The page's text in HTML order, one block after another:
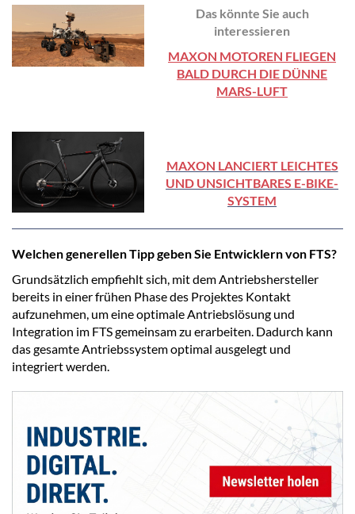
Das könnte Sie auch
interessieren
MAXON MOTOREN FLIEGEN
BALD DURCH DIE DÜNNE
MARS-LUFT
MAXON LANCIERT LEICHTES
UND UNSICHTBARES E-BIKE-
SYSTEM
Welchen generellen Tipp geben Sie Entwicklern von FTS?
Grundsätzlich empfiehlt sich, mit dem Antriebshersteller
bereits in einer frühen Phase des Projektes Kontakt
aufzunehmen, um eine optimale Antriebslösung und
Integration im FTS gemeinsam zu erarbeiten. Dadurch kann
das gesamte Antriebssystem optimal ausgelegt und
integriert werden.